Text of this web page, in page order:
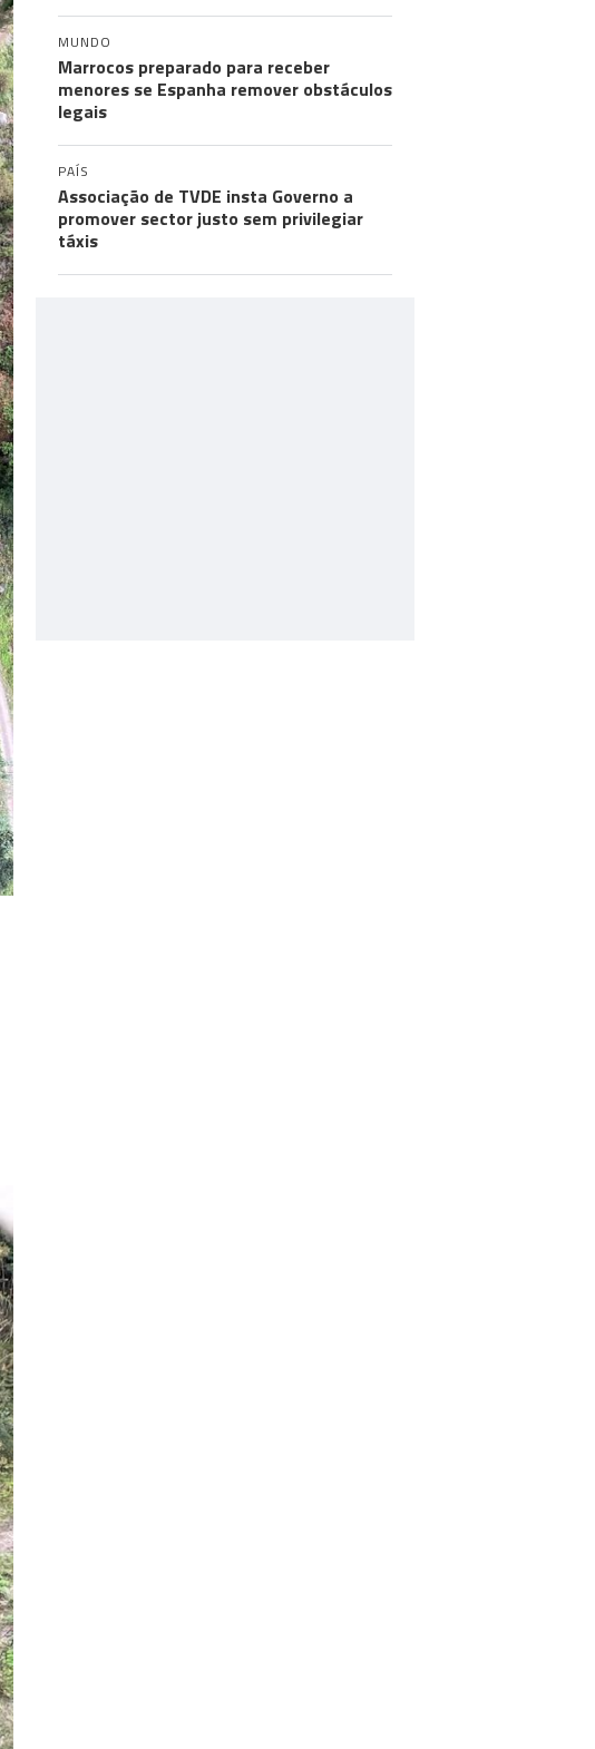
MUNDO
Marrocos preparado para receber
menores se Espanha remover obstáculos
legais
PAÍS
Associação de TVDE insta Governo a
promover sector justo sem privilegiar
táxis